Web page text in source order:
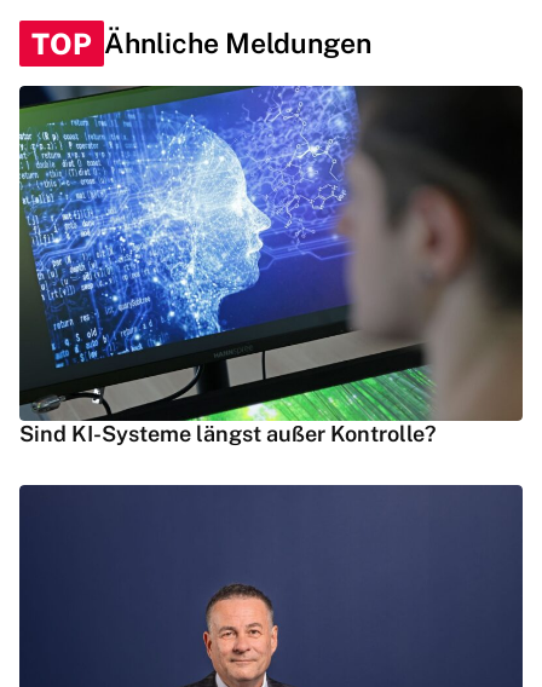
TOP Ähnliche Meldungen
Sind KI-Systeme längst außer Kontrolle?